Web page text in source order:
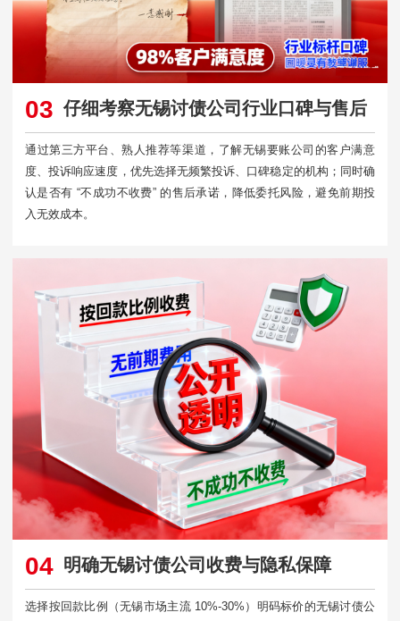
03 仔细考察无锡讨债公司行业口碑与售后
通过第三方平台、熟人推荐等渠道，了解无锡要账公司的客户满意
度、投诉响应速度，优先选择无频繁投诉、口碑稳定的机构；同时确
认是否有 “不成功不收费” 的售后承诺，降低委托风险，避免前期投
入无效成本。
04 明确无锡讨债公司收费与隐私保障
选择按回款比例（无锡市场主流 10%-30%）明码标价的无锡讨债公